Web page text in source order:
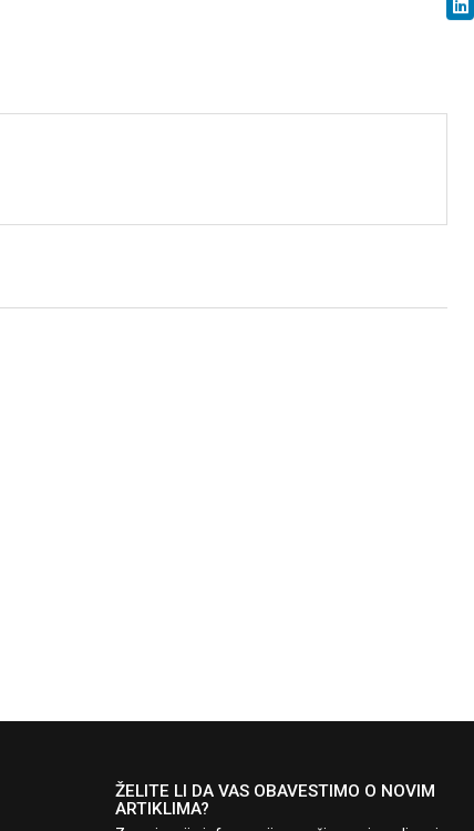
ŽELITE LI DA VAS OBAVESTIMO O NOVIM
ARTIKLIMA?